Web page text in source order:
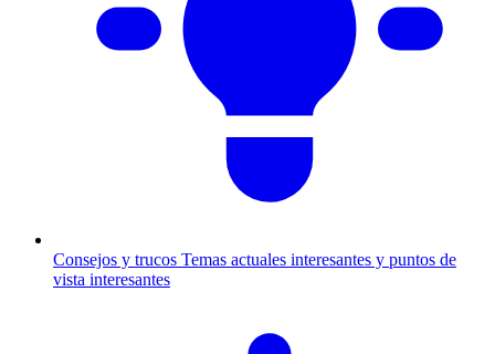
Consejos y trucos Temas actuales interesantes y puntos de
vista interesantes